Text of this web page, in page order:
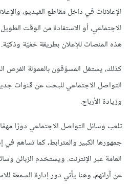
الإعلانات في داخل مقاطع الفيديو،
الاجتماعي، أو الاستفادة من الوقت
هذه المنصات للإعلان بطريقة خفيّة وذكيّة.
كذلك، يستغل المسوّقون بالعمولة الفرص
التواصل الاجتماعي للبحث عن قنوات
وزيادة الأرباح.
تلعب وسائل التواصل الاجتماعي دورًا
جمهورها الكبير والمترابط، كما تساهم في
العامة عبر الإنترنت. ويستخدم الزبائن
عن آرائهم، وهنا يأتي دور إدارة السمعة